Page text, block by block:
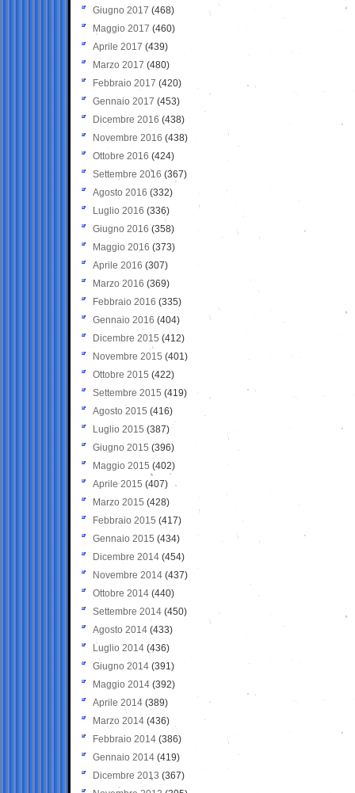
Giugno 2017 (468)
Maggio 2017 (460)
Aprile 2017 (439)
Marzo 2017 (480)
Febbraio 2017 (420)
Gennaio 2017 (453)
Dicembre 2016 (438)
Novembre 2016 (438)
Ottobre 2016 (424)
Settembre 2016 (367)
Agosto 2016 (332)
Luglio 2016 (336)
Giugno 2016 (358)
Maggio 2016 (373)
Aprile 2016 (307)
Marzo 2016 (369)
Febbraio 2016 (335)
Gennaio 2016 (404)
Dicembre 2015 (412)
Novembre 2015 (401)
Ottobre 2015 (422)
Settembre 2015 (419)
Agosto 2015 (416)
Luglio 2015 (387)
Giugno 2015 (396)
Maggio 2015 (402)
Aprile 2015 (407)
Marzo 2015 (428)
Febbraio 2015 (417)
Gennaio 2015 (434)
Dicembre 2014 (454)
Novembre 2014 (437)
Ottobre 2014 (440)
Settembre 2014 (450)
Agosto 2014 (433)
Luglio 2014 (436)
Giugno 2014 (391)
Maggio 2014 (392)
Aprile 2014 (389)
Marzo 2014 (436)
Febbraio 2014 (386)
Gennaio 2014 (419)
Dicembre 2013 (367)